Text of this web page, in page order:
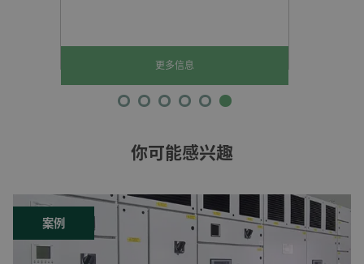
更多信息
你可能感兴趣
案例